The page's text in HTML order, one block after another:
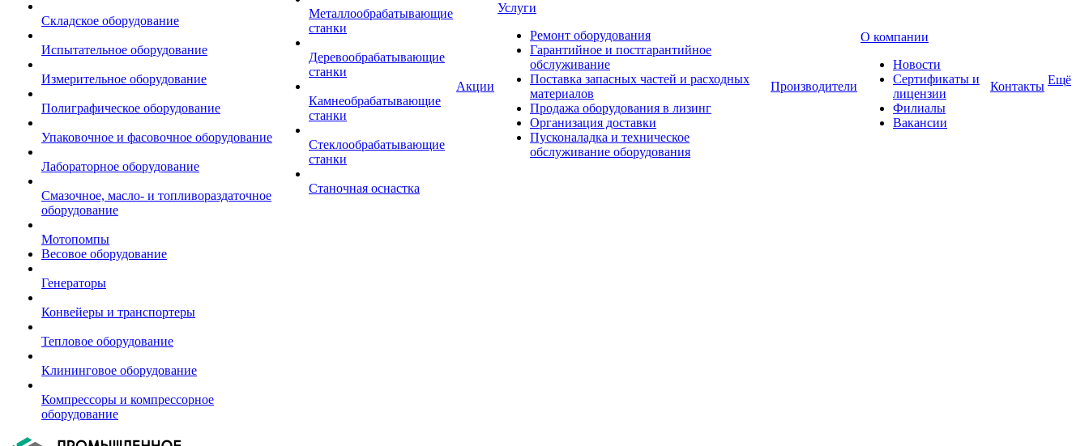
Складское оборудование
Испытательное оборудование
Измерительное оборудование
Полиграфическое оборудование
Упаковочное и фасовочное оборудование
Лабораторное оборудование
Смазочное, масло- и топливораздаточное
оборудование
Мотопомпы
Весовое оборудование
Генераторы
Конвейеры и транспортеры
Тепловое оборудование
Клининговое оборудование
Компрессоры и компрессорное
оборудование
Металлообрабатывающие
станки
Деревообрабатывающие
станки
Камнеобрабатывающие
станки
Стеклообрабатывающие
станки
Станочная оснастка
Акции
Услуги
Ремонт оборудования
Гарантийное и постгарантийное
обслуживание
Поставка запасных частей и расходных
материалов
Продажа оборудования в лизинг
Организация доставки
Пусконаладка и техническое
обслуживание оборудования
Производители
О компании
Новости
Сертификаты и
лицензии
Филиалы
Вакансии
Контакты Ещё